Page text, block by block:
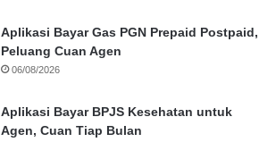
Aplikasi Bayar Gas PGN Prepaid Postpaid,
Peluang Cuan Agen
06/08/2026
Aplikasi Bayar BPJS Kesehatan untuk
Agen, Cuan Tiap Bulan